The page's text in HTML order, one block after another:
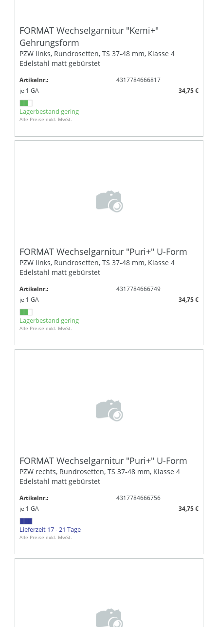
FORMAT Wechselgarnitur "Kemi+"
Gehrungsform
PZW links, Rundrosetten, TS 37-48 mm, Klasse 4
Edelstahl matt gebürstet
Artikelnr.:
4317784666817
je 1 GA 34,75 €
Lagerbestand gering
Alle Preise exkl. MwSt.
FORMAT Wechselgarnitur "Puri+" U-Form
PZW links, Rundrosetten, TS 37-48 mm, Klasse 4
Edelstahl matt gebürstet
Artikelnr.:
4317784666749
je 1 GA 34,75 €
Lagerbestand gering
Alle Preise exkl. MwSt.
FORMAT Wechselgarnitur "Puri+" U-Form
PZW rechts, Rundrosetten, TS 37-48 mm, Klasse 4
Edelstahl matt gebürstet
Artikelnr.:
4317784666756
je 1 GA 34,75 €
Lieferzeit 17 - 21 Tage
Alle Preise exkl. MwSt.